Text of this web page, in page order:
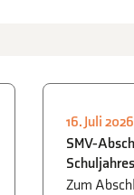
16. Juli 2026
SMV-
Zum